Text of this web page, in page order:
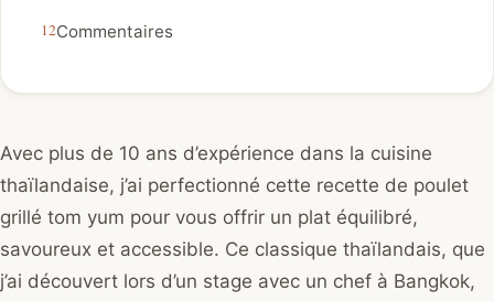
Commentaires
Avec plus de 10 ans d’expérience dans la cuisine
thaïlandaise, j’ai perfectionné cette recette de poulet
grillé tom yum pour vous offrir un plat équilibré,
savoureux et accessible. Ce classique thaïlandais, que
j’ai découvert lors d’un stage avec un chef à Bangkok,